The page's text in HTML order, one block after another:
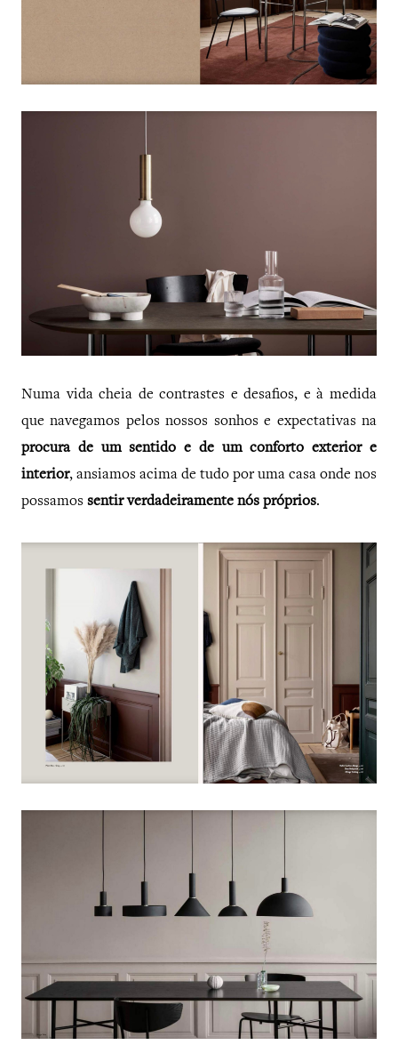
Numa vida cheia de contrastes e desafios, e à medida
que navegamos pelos nossos sonhos e expectativas na
procura de um sentido e de um conforto exterior e
interior, ansiamos acima de tudo por uma casa onde nos
possamos sentir verdadeiramente nós próprios.